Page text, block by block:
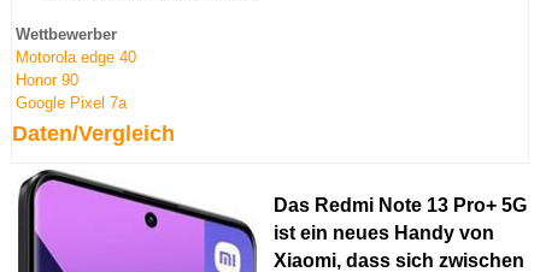
Wettbewerber
Motorola edge 40
Honor 90
Google Pixel 7a
Daten/Vergleich
Das Redmi Note 13 Pro+ 5G
ist ein neues Handy von
Xiaomi, dass sich zwischen